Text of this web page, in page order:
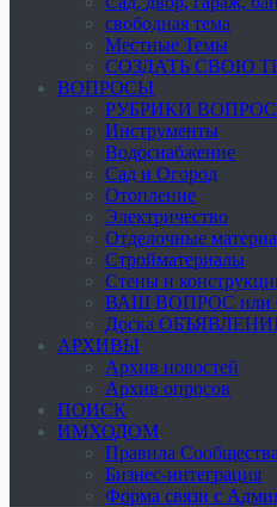
свободная тема
Местные Темы
СОЗДАТЬ СВОЮ
ВОПРОСЫ
РУБРИКИ
Инструменты
Водоснабжение
Сад и Огород
Отопление
Электричество
Отделочные
Стройматериалы
Стены и
ВАШ ВОПРОС или
Доска
АРХИВЫ
Архив новостей
Архив опросов
ПОИСК
ИМХОДОМ
Правила Сообщества
Бизнес-интеграция
Форма связи с